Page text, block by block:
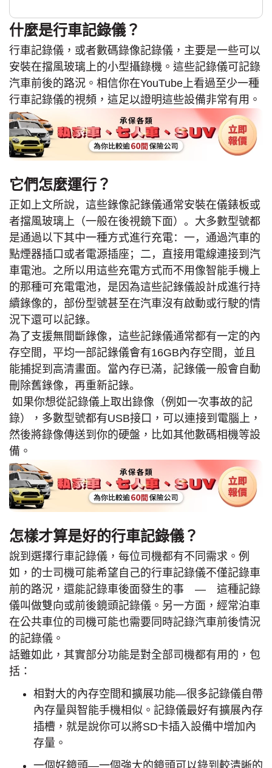
什麼是行車記錄儀？
行車記錄儀，或者數碼錄像記錄儀，主要是一些可以
安裝在擋風玻璃上的小型攝錄機。這些記錄儀可記錄
汽車前後的路況。相信你在YouTube上看過至少一種
行車記錄儀的視頻，這足以證明這些設備非常有用。
它們怎麼運行？
正如上文所說，這些錄像記錄儀通常安裝在儀錶板或
者擋風玻璃上（一般在後視鏡下面）。大多數型號都
是通過以下其中一種方式進行充電：一，通過汽車的
點煙器插口或者電源插座；二，直接用電線連接到汽
車電池。之所以用這些充電方式而不用像智能手機上
的那種可充電電池，是因為這些記錄儀設計成進行持
續錄像的，部份型號甚至在汽車沒有啟動或行駛的情
況下還可以記錄。
為了支援無間斷錄像，這些記錄儀通常都有一定的內
存空間，平均一部記錄儀會有16GB內存空間，並且
能捕捉到高清畫面。當內存已滿，記錄儀一般會自動
刪除舊錄像，再重新記錄。
如果你想從記錄儀上取出錄像（例如一次事故的記
錄），多數型號都有USB接口，可以連接到電腦上，
然後將錄像傳送到你的硬盤，比如其他數碼相機等設
備。
怎樣才算是好的行車記錄儀？
說到選擇行車記錄儀，每位司機都有不同需求。例
如，的士司機可能希望自己的行車記錄儀不僅記錄車
前的路況，還能記錄車後面發生的事 — 這種記錄
儀叫做雙向或前後鏡頭記錄儀。另一方面，經常泊車
在公共車位的司機可能也需要同時記錄汽車前後情況
的記錄儀。
話雖如此，其實部分功能是對全部司機都有用的，包
括：
相對大的內存空間和擴展功能—很多記錄儀自帶
內存量與智能手機相似。記錄儀最好有擴展內存
插槽，就是說你可以將SD卡插入設備中增加內
存量。